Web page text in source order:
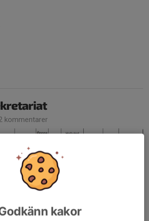
kommentarer
är klart (mars/april).
kakor